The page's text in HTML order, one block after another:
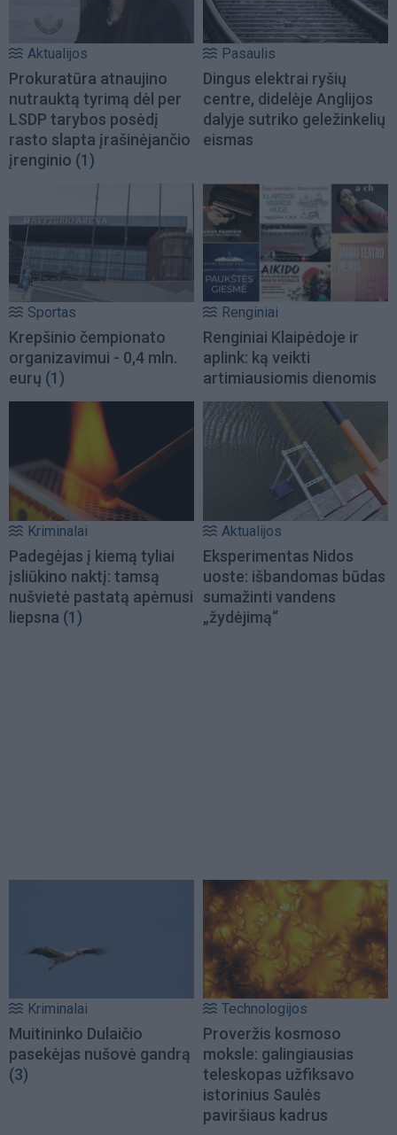
Aktualijos
Prokuratūra atnaujino
nutrauktą tyrimą dėl per
LSDP tarybos posėdį
rasto slapta įrašinėjančio
įrenginio (1)
Pasaulis
Dingus elektrai ryšių
centre, didelėje Anglijos
dalyje sutriko geležinkelių
eismas
Sportas
Krepšinio čempionato
organizavimui - 0,4 mln.
eurų (1)
Renginiai
Renginiai Klaipėdoje ir
aplink: ką veikti
artimiausiomis dienomis
Kriminalai
Padegėjas į kiemą tyliai
įsliūkino naktį: tamsą
nušvietė pastatą apėmusi
liepsna (1)
Aktualijos
Eksperimentas Nidos
uoste: išbandomas būdas
sumažinti vandens
„žydėjimą“
Kriminalai
Muitininko Dulaičio
pasekėjas nušovė gandrą
(3)
Technologijos
Proveržis kosmoso
moksle: galingiausias
teleskopas užfiksavo
istorinius Saulės
paviršiaus kadrus